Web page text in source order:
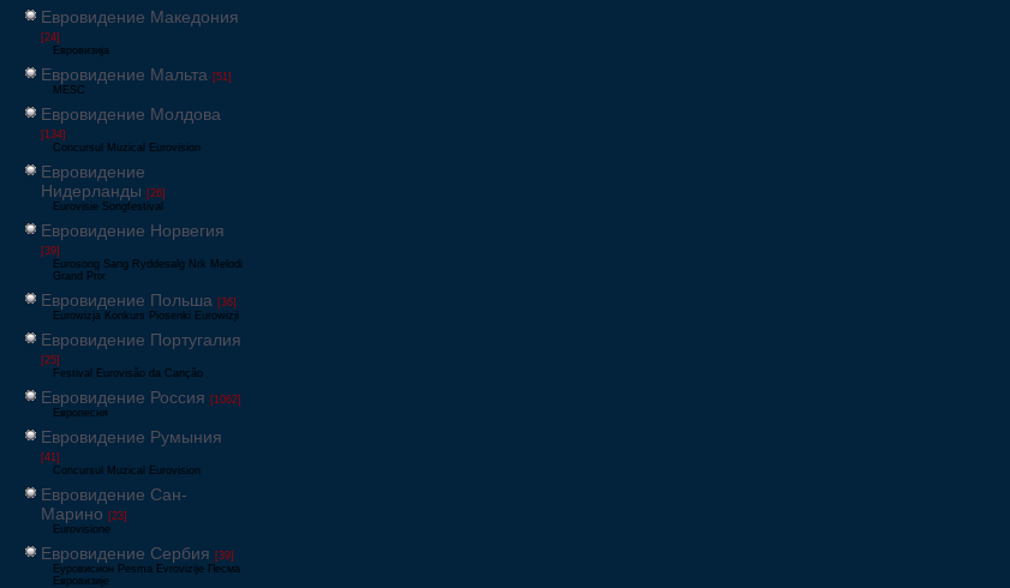
Евровидение Македония
[24]
Евровизија
Евровидение Мальта [51]
MESC
Евровидение Молдова
[134]
Concursul Muzical Eurovision
Евровидение
Нидерланды [26]
Eurovisie Songfestival
Евровидение Норвегия
[39]
Eurosong Sang Ryddesalg Nrk Melodi
Grand Prix
Евровидение Польша [36]
Eurowizja Konkurs Piosenki Eurowizji
Евровидение Португалия
[25]
Festival Eurovisão da Canção
Евровидение Россия [1062]
Европесня
Евровидение Румыния
[41]
Concursul Muzical Eurovision
Евровидение Сан-
Марино [23]
Eurovisione
Евровидение Сербия [39]
Еуровисион Pesma Evrovizije Песма
Евровизије